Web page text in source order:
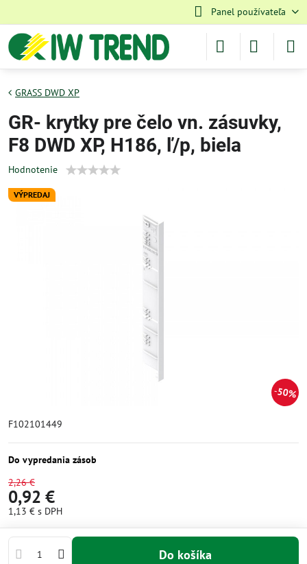
Panel používateľa
VÝPREDAJ
50%
GRASS DWD XP
GR- krytky pre čelo vn. zásuvky,
F8 DWD XP, H186, ľ/p, biela
Hodnotenie
F102101449
Do vypredania zásob
2,26 €
0,92 €
1,13 € s DPH
Do košíka